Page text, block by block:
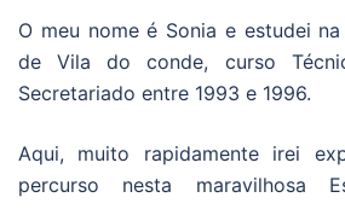
O meu nome é Sonia e estudei
de Vila do conde, curso
Secretariado entre 1993 e 1996.
Aqui, muito rapidamente irei
percurso nesta maravilhosa